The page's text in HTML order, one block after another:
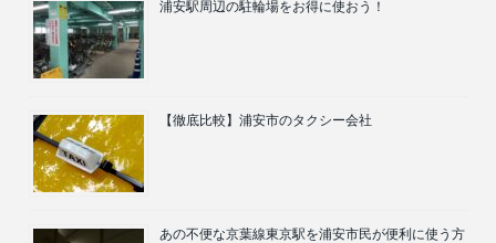
浦安駅周辺の駐輪場をお得に使おう！
【徹底比較】浦安市のタクシー会社
あの不便な京葉線東京駅を浦安市民が便利に使う方